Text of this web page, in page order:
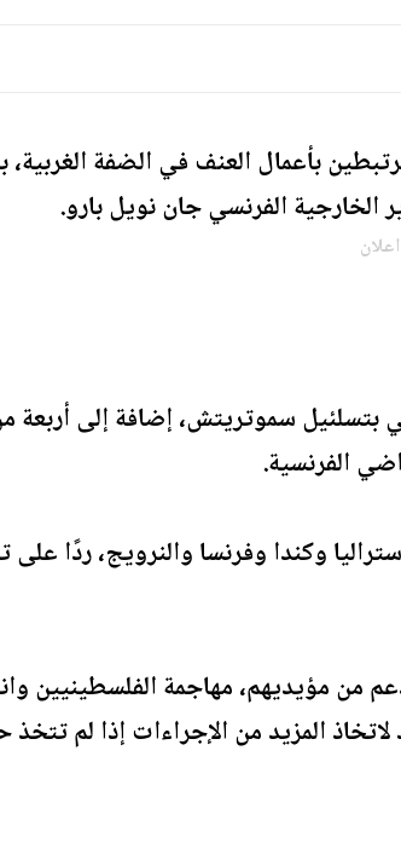
بأعمال العنف في الضفة الغربية،
الخارجية الفرنسي جان نويل بارو.
بتسلئيل سموتريتش، إضافة إلى أربعة
وكندا وفرنسا والنرويج، ردًا
من مؤيديهم، مهاجمة الفلسطينيين
المزيد من الإجراءات إذا لم